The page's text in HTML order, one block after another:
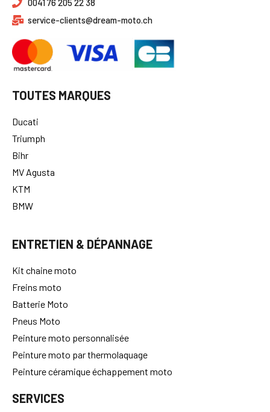
0041 76 205 22 38
service-clients@dream-moto.ch
TOUTES MARQUES
Ducati
Triumph
Bihr
MV Agusta
KTM
BMW
ENTRETIEN & DÉPANNAGE
Kit chaine moto
Freins moto
Batterie Moto
Pneus Moto
Peinture moto personnalisée
Peinture moto par thermolaquage
Peinture céramique échappement moto
SERVICES